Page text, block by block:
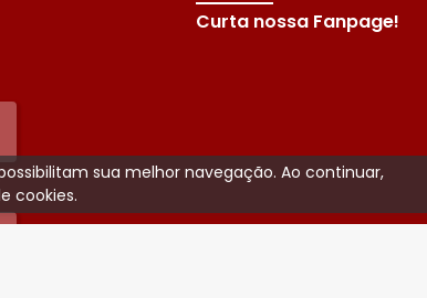
Curta nossa Fanpage!
sua melhor navegação. Ao continuar,
cookies.